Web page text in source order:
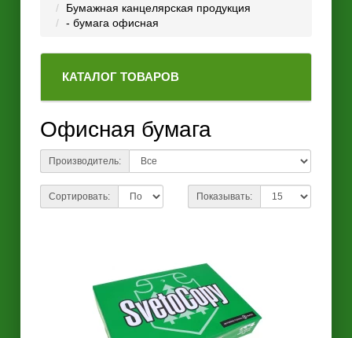
Бумажная канцелярская продукция
- бумага офисная
КАТАЛОГ ТОВАРОВ
Офисная бумага
Производитель:
Сортировать: Показывать: